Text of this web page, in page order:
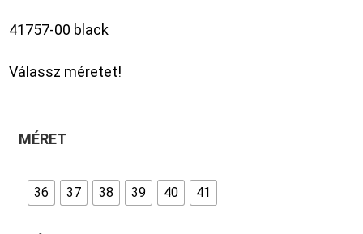
41757-00 black
Válassz méretet!
MÉRET
36 37 38 39 40 41